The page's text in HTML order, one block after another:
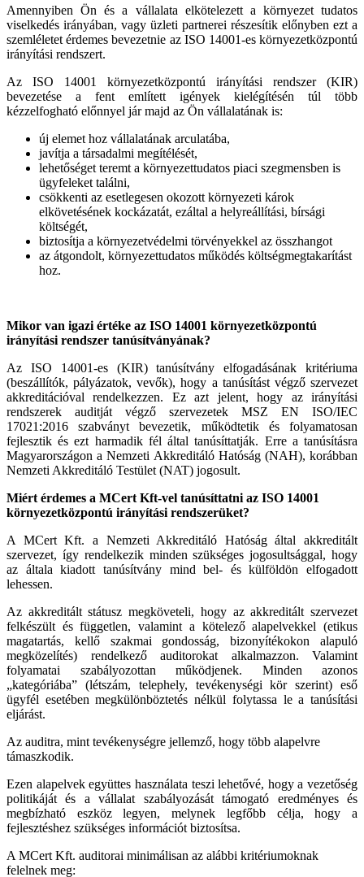
Amennyiben Ön és a vállalata elkötelezett a környezet tudatos
viselkedés irányában, vagy üzleti partnerei részesítik előnyben ezt a
szemléletet érdemes bevezetnie az ISO 14001-es környezetközpontú
irányítási rendszert.
Az ISO 14001 környezetközpontú irányítási rendszer (KIR)
bevezetése a fent említett igények kielégítésén túl több
kézzelfogható előnnyel jár majd az Ön vállalatának is:
új elemet hoz vállalatának arculatába,
javítja a társadalmi megítélését,
lehetőséget teremt a környezettudatos piaci szegmensben is
ügyfeleket találni,
csökkenti az esetlegesen okozott környezeti károk
elkövetésének kockázatát, ezáltal a helyreállítási, bírsági
költségét,
biztosítja a környezetvédelmi törvényekkel az összhangot
az átgondolt, környezettudatos működés költségmegtakarítást
hoz.
Mikor van igazi értéke az ISO 14001 környezetközpontú
irányítási rendszer tanúsítványának?
Az ISO 14001-es (KIR) tanúsítvány elfogadásának kritériuma
(beszállítók, pályázatok, vevők), hogy a tanúsítást végző szervezet
akkreditációval rendelkezzen. Ez azt jelent, hogy az irányítási
rendszerek auditját végző szervezetek MSZ EN ISO/IEC
17021:2016 szabványt bevezetik, működtetik és folyamatosan
fejlesztik és ezt harmadik fél által tanúsíttatják. Erre a tanúsításra
Magyarországon a Nemzeti Akkreditáló Hatóság (NAH), korábban
Nemzeti Akkreditáló Testület (NAT) jogosult.
Miért érdemes a MCert Kft-vel tanúsíttatni az ISO 14001
környezetközpontú irányítási rendszerüket?
A MCert Kft. a Nemzeti Akkreditáló Hatóság által akkreditált
szervezet, így rendelkezik minden szükséges jogosultsággal, hogy
az általa kiadott tanúsítvány mind bel- és külföldön elfogadott
lehessen.
Az akkreditált státusz megköveteli, hogy az akkreditált szervezet
felkészült és független, valamint a kötelező alapelvekkel (etikus
magatartás, kellő szakmai gondosság, bizonyítékokon alapuló
megközelítés) rendelkező auditorokat alkalmazzon. Valamint
folyamatai szabályozottan működjenek. Minden azonos
„kategóriába” (létszám, telephely, tevékenységi kör szerint) eső
ügyfél esetében megkülönböztetés nélkül folytassa le a tanúsítási
eljárást.
Az auditra, mint tevékenységre jellemző, hogy több alapelvre
támaszkodik.
Ezen alapelvek együttes használata teszi lehetővé, hogy a vezetőség
politikáját és a vállalat szabályozását támogató eredményes és
megbízható eszköz legyen, melynek legfőbb célja, hogy a
fejlesztéshez szükséges információt biztosítsa.
A MCert Kft. auditorai minimálisan az alábbi kritériumoknak
felelnek meg: